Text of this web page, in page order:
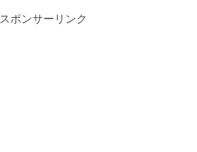
スポンサーリンク